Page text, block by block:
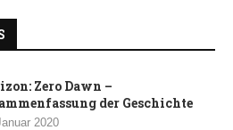
Zero Dawn –
der Geschichte
2020